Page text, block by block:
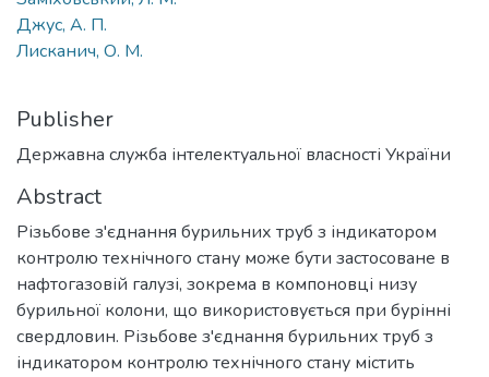
Джус, А. П.
Лисканич, О. М.
Publisher
Державна служба інтелектуальної власності України
Abstract
Різьбове з'єднання бурильних труб з індикатором
контролю технічного стану може бути застосоване в
нафтогазовій галузі, зокрема в компоновці низу
бурильної колони, що використовується при бурінні
свердловин. Різьбове з'єднання бурильних труб з
індикатором контролю технічного стану містить